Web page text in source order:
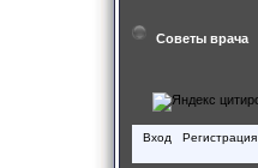
Советы врача
Вход Регистрация